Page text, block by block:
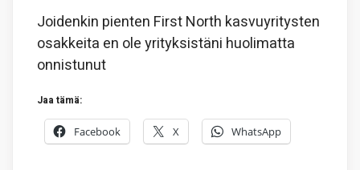
Joidenkin pienten First North kasvuyritysten
osakkeita en ole yrityksistäni huolimatta
onnistunut
Jaa tämä:
Facebook X WhatsApp